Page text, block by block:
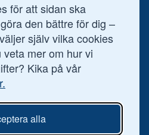
för att sidan ska
den bättre för dig –
själv vilka cookies
mer om hur vi
Kika på vår
alla